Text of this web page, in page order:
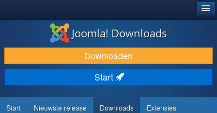
DOWNLOAD & BREID UIT
ONTDEK & LEER
COMMUNITY & ONDERSTEUNING
ONTWIKKELAARSBRONNEN
Joomla! Downloads
Downloaden
Start
Start Nieuwste release Downloads Extensies